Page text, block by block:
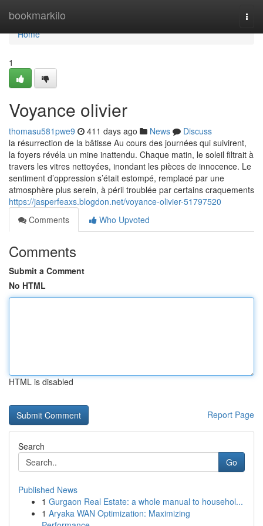
bookmarkilo
Home
Home
1
Voyance olivier
thomasu581pwe9 411 days ago News
Discuss
la résurrection de la bâtisse Au cours des journées qui suivirent,
la foyers révéla un mine inattendu. Chaque matin, le soleil filtrait à
travers les vitres nettoyées, inondant les pièces de innocence. Le
sentiment d’oppression s’était estompé, remplacé par une
atmosphère plus serein, à péril troublée par certains craquements
https://jasperfeaxs.blogdon.net/voyance-olivier-51797520
Comments
Who Upvoted
Comments
Submit a Comment
No HTML
HTML is disabled
Report Page
Search
Go
Published News
1 Gurgaon Real Estate: a whole manual to househol...
1 Aryaka WAN Optimization: Maximizing